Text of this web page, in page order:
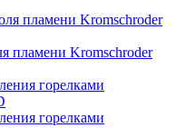
пламени Kromschroder
пламени Kromschroder
горелками
горелками